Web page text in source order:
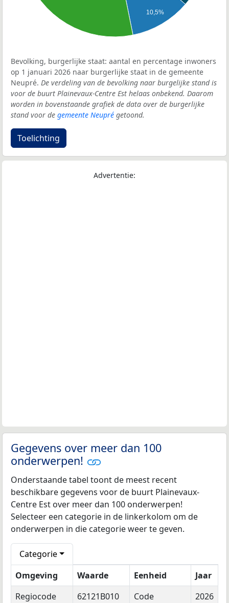
10,5%
Bevolking, burgerlijke staat: aantal en percentage inwoners
op 1 januari 2026 naar burgerlijke staat in de gemeente
Neupré. De verdeling van de bevolking naar burgelijke stand is
voor de buurt Plainevaux-Centre Est helaas onbekend. Daarom
worden in bovenstaande grafiek de data over de burgerlijke
stand voor de gemeente Neupré getoond.
Toelichting
Advertentie:
Gegevens over meer dan 100
onderwerpen!
Onderstaande tabel toont de meest recent
beschikbare gegevens voor de buurt Plainevaux-
Centre Est over meer dan 100 onderwerpen!
Selecteer een categorie in de linkerkolom om de
onderwerpen in die categorie weer te geven.
Categorie
Omgeving
Waarde Eenheid
Jaar
Regiocode
62121B010 Code
2026